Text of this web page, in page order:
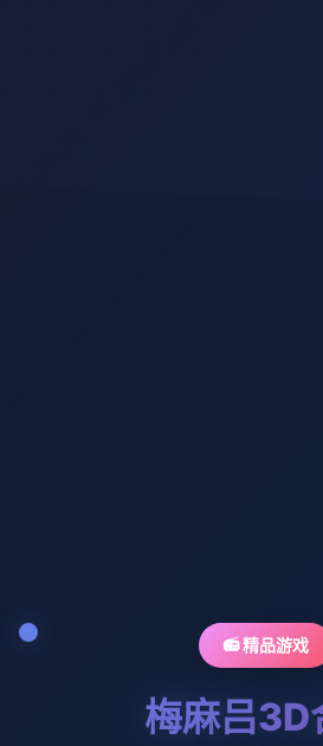
📻 精品游戏
梅麻吕3D